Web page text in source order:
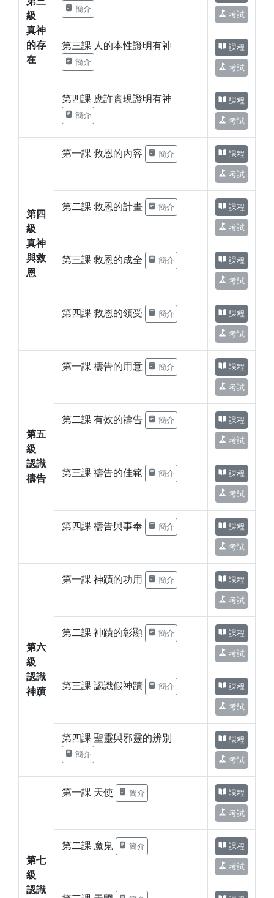
級
真神
的存
在
簡介
考試
第三課 人的本性證明有神
簡介
課程
考試
第四課 應許實現證明有神
簡介
課程
考試
第四
級
真神
與救
恩
第一課 救恩的內容 簡介 課程
考試
第二課 救恩的計畫 簡介 課程
考試
第三課 救恩的成全 簡介 課程
考試
第四課 救恩的領受 簡介 課程
考試
第五
級
認識
禱告
第一課 禱告的用意 簡介 課程
考試
第二課 有效的禱告 簡介 課程
考試
第三課 禱告的佳範 簡介 課程
考試
第四課 禱告與事奉 簡介 課程
考試
第六
級
認識
神蹟
第一課 神蹟的功用 簡介 課程
考試
第二課 神蹟的彰顯 簡介 課程
考試
第三課 認識假神蹟 簡介 課程
考試
第四課 聖靈與邪靈的辨別
簡介
課程
考試
第七
級
認識
第一課 天使 簡介 課程
考試
第二課 魔鬼 簡介 課程
考試